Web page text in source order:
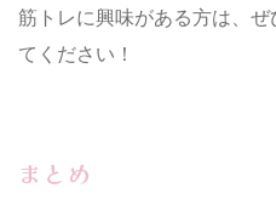
筋トレに興味がある方は、
てください！
まとめ